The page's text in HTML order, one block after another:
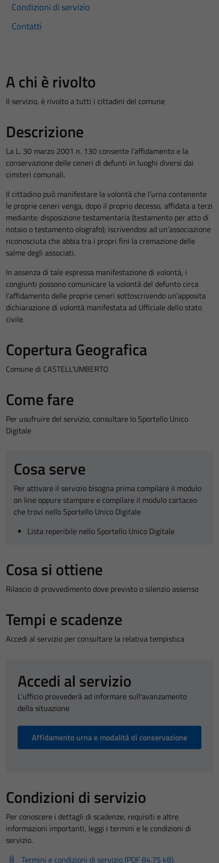
Condizioni di servizio
Contatti
A chi è rivolto
Il servizio, è rivolto a tutti i cittadini del comune
Descrizione
La L. 30 marzo 2001 n. 130 consente l’affidamento e la
conservazione delle ceneri di defunti in luoghi diversi dai
cimiteri comunali.
Il cittadino può manifestare la volontà che l’urna contenente
le proprie ceneri venga, dopo il proprio decesso, affidata a terzi
mediante: disposizione testamentaria (testamento per atto di
notaio o testamento olografo); iscrivendosi ad un’associazione
riconosciuta che abbia tra i propri fini la cremazione delle
salme degli associati.
In assenza di tale espressa manifestazione di volontà, i
congiunti possono comunicare la volontà del defunto circa
l’affidamento delle proprie ceneri sottoscrivendo un’apposita
dichiarazione di volontà manifestata ad Ufficiale dello stato
civile.
Copertura Geografica
Comune di CASTELL'UMBERTO
Come fare
Per usufruire del servizio, consultare lo Sportello Unico
Digitale
Cosa serve
Per attivare il servizio bisogna prima compilare il modulo
on line oppure stampare e compilare il modulo cartaceo
che trovi nello Sportello Unico Digitale
Lista reperibile nello Sportello Unico Digitale
Cosa si ottiene
Rilascio di provvedimento dove previsto o silenzio assenso
Tempi e scadenze
Accedi al servizio per consultare la relativa tempistica
Accedi al servizio
L'ufficio provvederà ad informare sull'avanzamento
della situazione
Affidamento urna e modalità di conservazione
Condizioni di servizio
Per conoscere i dettagli di scadenze, requisiti e altre
informazioni importanti, leggi i termini e le condizioni di
servizio.
Termini e condizioni di servizio (PDF 84.75 kB)